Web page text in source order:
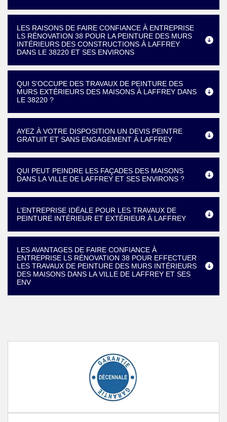
LES RAISONS DE FAIRE CONFIANCE À ENTREPRISE
LS RÉNOVATION 38 POUR LA PEINTURE DES MURS
INTÉRIEURS DES CONSTRUCTIONS À LAFFREY
DANS LE 38220 ET SES ENVIRONS
QUI S'OCCUPE DES TRAVAUX DE PEINTURE DES
MURS EXTÉRIEURS DES MAISONS À LAFFREY DANS
LE 38220 ?
AYEZ À VOTRE DISPOSITION UN DEVIS PEINTRE
GRATUIT ET SANS ENGAGEMENT À LAFFREY
QUI PEUT PEINDRE LES FAÇADES DES MAISONS
DANS LA VILLE DE LAFFREY ET SES ENVIRONS ?
L’ENTREPRISE IDÉALE POUR LES TRAVAUX DE
PEINTURE INTÉRIEUR ET EXTÉRIEUR À LAFFREY
LES AVANTAGES DE FAIRE CONFIANCE À
ENTREPRISE LS RÉNOVATION 38 POUR EFFECTUER
LES TRAVAUX DE PEINTURE DES MURS INTÉRIEURS
DES MAISONS DANS LA VILLE DE LAFFREY ET SES
ENV